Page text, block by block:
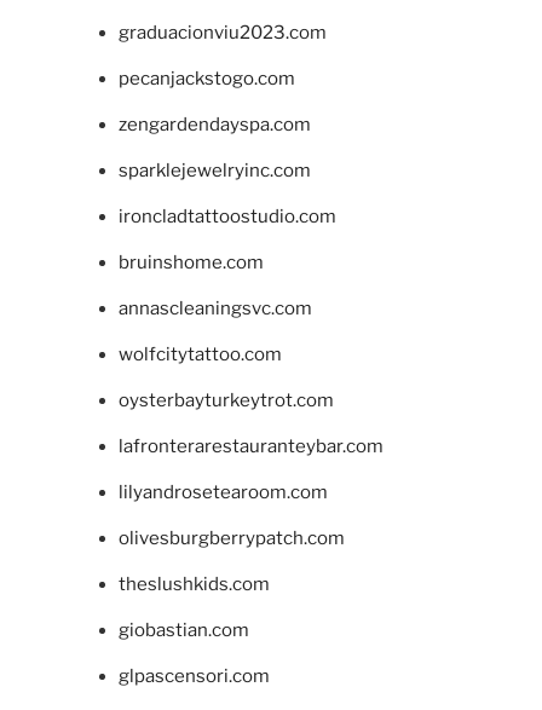
graduacionviu2023.com
pecanjackstogo.com
zengardendayspa.com
sparklejewelryinc.com
ironcladtattoostudio.com
bruinshome.com
annascleaningsvc.com
wolfcitytattoo.com
oysterbayturkeytrot.com
lafronterarestauranteybar.com
lilyandrosetearoom.com
olivesburgberrypatch.com
theslushkids.com
giobastian.com
glpascensori.com